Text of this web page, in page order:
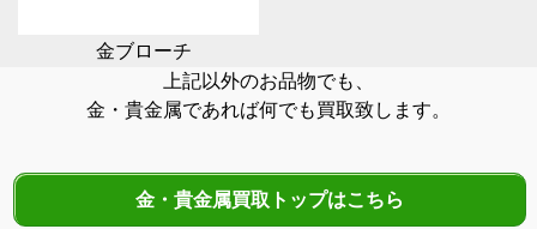
金ブローチ
上記以外のお品物でも、
金・貴金属であれば何でも買取致します。
金・貴金属買取トップはこちら